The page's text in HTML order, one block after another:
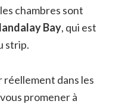
chambres sont
Bay, qui est
strip.
réellement dans les
promener à